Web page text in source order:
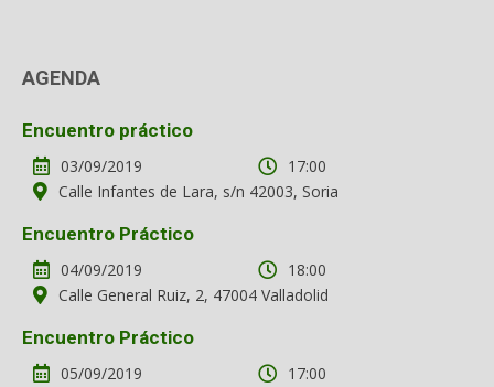
AGENDA
Encuentro práctico
03/09/2019
17:00
Calle Infantes de Lara, s/n 42003, Soria
Encuentro Práctico
04/09/2019
18:00
Calle General Ruiz, 2, 47004 Valladolid
Encuentro Práctico
05/09/2019
17:00